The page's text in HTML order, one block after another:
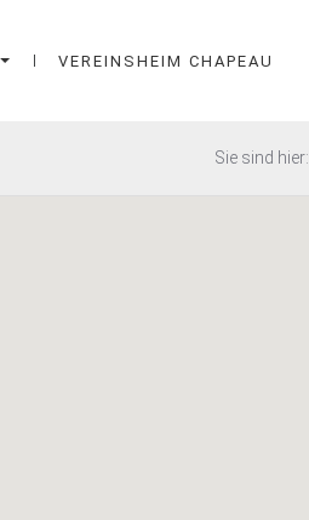
VEREINSHEIM CHAPEAU
Sie sind hier: